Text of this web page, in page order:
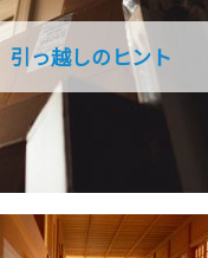
引っ越しのヒント